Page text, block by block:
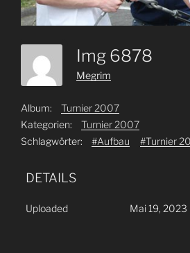
Img 6878
Megrim
Album:
Turnier 2007
Kategorien:
Turnier 2007
Schlagwörter:
#Aufbau #Turnier
DETAILS
Uploaded Mai 19, 2023